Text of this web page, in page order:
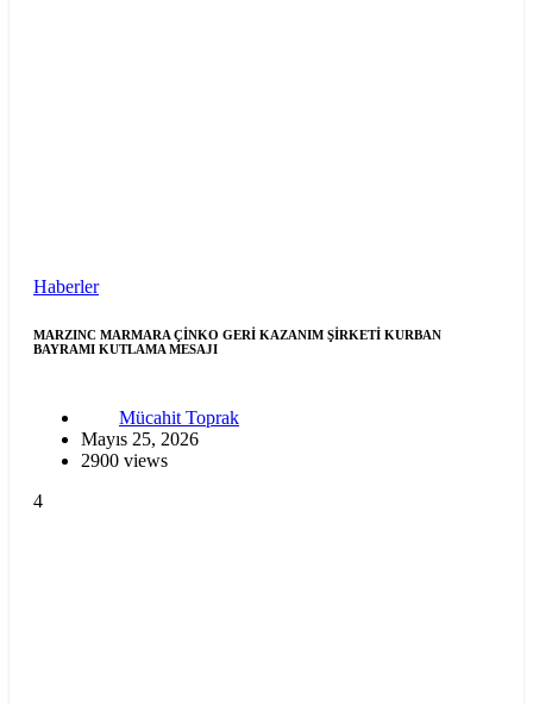
Haberler
MARZINC MARMARA ÇİNKO GERİ KAZANIM ŞİRKETİ KURBAN
BAYRAMI KUTLAMA MESAJI
Mücahit Toprak
Mayıs 25, 2026
2900 views
4